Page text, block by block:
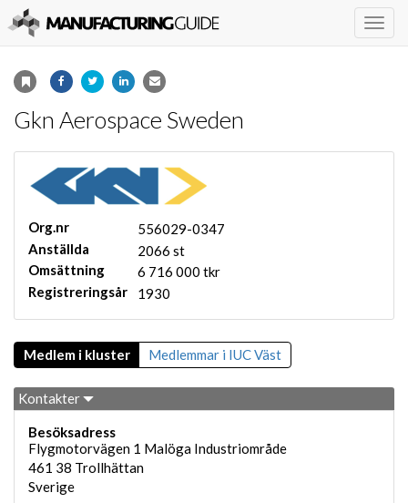
Gkn Aerospace Sweden
Org.nr
556029-0347
Anställda
2066 st
Omsättning
6 716 000 tkr
Registreringsår
1930
Medlem i kluster Medlemmar i IUC Väst
Kontakter
Besöksadress
Flygmotorvägen 1 Malöga Industriområde
461 38 Trollhättan
Sverige